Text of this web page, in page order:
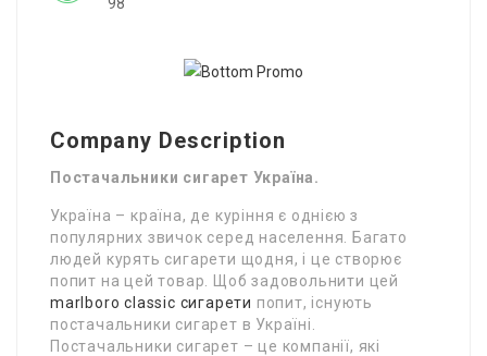
Company Description
Постачальники сигарет Україна.
Україна – країна, де куріння є однією з
популярних звичок серед населення. Багато
людей курять сигарети щодня, і це створює
попит на цей товар. Щоб задовольнити цей
marlboro classic сигарети попит, існують
постачальники сигарет в Україні.
Постачальники сигарет – це компанії, які